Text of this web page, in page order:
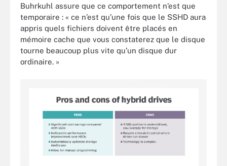
Buhrkuhl assure que ce comportement n’est que
temporaire : « ce n’est qu’une fois que le SSHD aura
appris quels fichiers doivent être placés en
mémoire cache que vous constaterez que le disque
tourne beaucoup plus vite qu’un disque dur
ordinaire. »